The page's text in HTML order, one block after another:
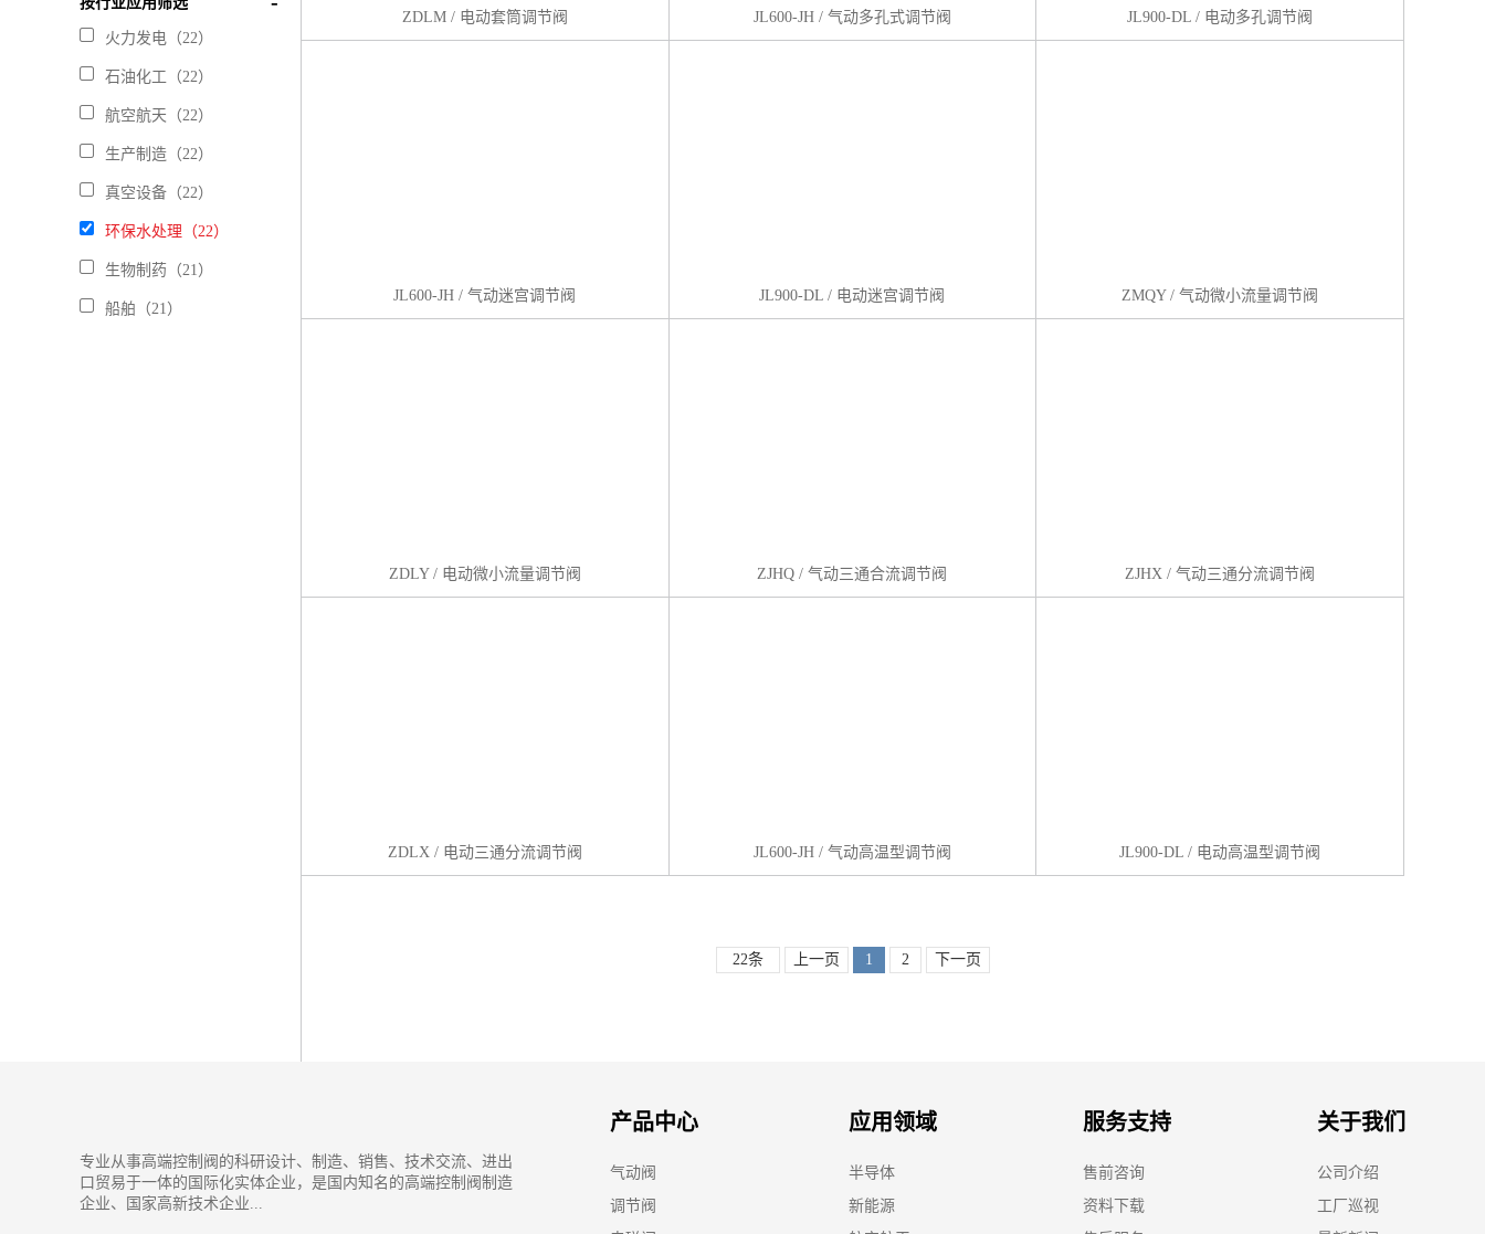
火力发电（22）
石油化工（22）
航空航天（22）
生产制造（22）
真空设备（22）
环保水处理（22）
生物制药（21）
船舶（21）
ZDLM / 电动套筒调节阀 JL600-JH / 气动多孔式调节阀 JL900-DL / 电动多孔调节阀
JL600-JH / 气动迷宫调节阀 JL900-DL / 电动迷宫调节阀 ZMQY / 气动微小流量调节阀
ZDLY / 电动微小流量调节阀 ZJHQ / 气动三通合流调节阀 ZJHX / 气动三通分流调节阀
ZDLX / 电动三通分流调节阀 JL600-JH / 气动高温型调节阀 JL900-DL / 电动高温型调节阀
22条 上一页 1 2 下一页
专业从事高端控制阀的科研设计、制造、销售、技术交流、进出
口贸易于一体的国际化实体企业，是国内知名的高端控制阀制造
企业、国家高新技术企业...
产品中心
气动阀
调节阀
应用领域
半导体
新能源
服务支持
售前咨询
资料下载
关于我们
公司介绍
工厂巡视